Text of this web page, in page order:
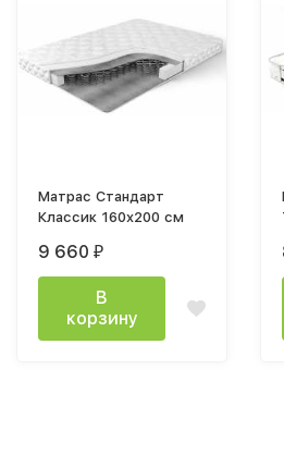
Матрас Стандарт
Классик 160x200 см
9 660 ₽
В
корзину